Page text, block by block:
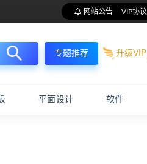
网站公告 VIP协议
专题推荐 升级VIP
平面设计 软件